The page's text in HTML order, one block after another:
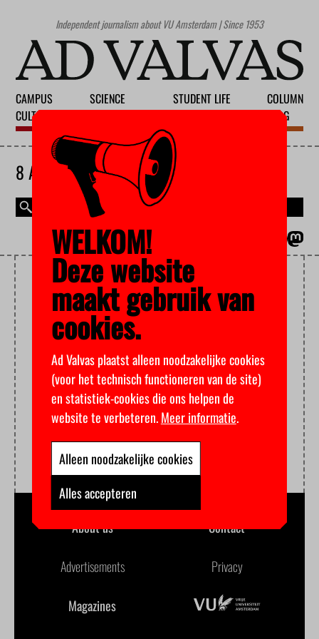
Independent journalism about VU Amsterdam | Since 1953
CAMPUS
CULTURE
SCIENCE
STUDENT LIFE
COLUMN
BLOG
8 AUGUST 2026
MAGAZINE
FOOD
About us Contact
Advertisements Privacy
Magazines
WELKOM!
Deze website
maakt gebruik van
cookies.
Ad Valvas plaatst alleen noodzakelijke cookies
(voor het technisch functioneren van de site)
en statistiek-cookies die ons helpen de
website te verbeteren.Meer informatie.
Alleen noodzakelijke cookies
Alles accepteren